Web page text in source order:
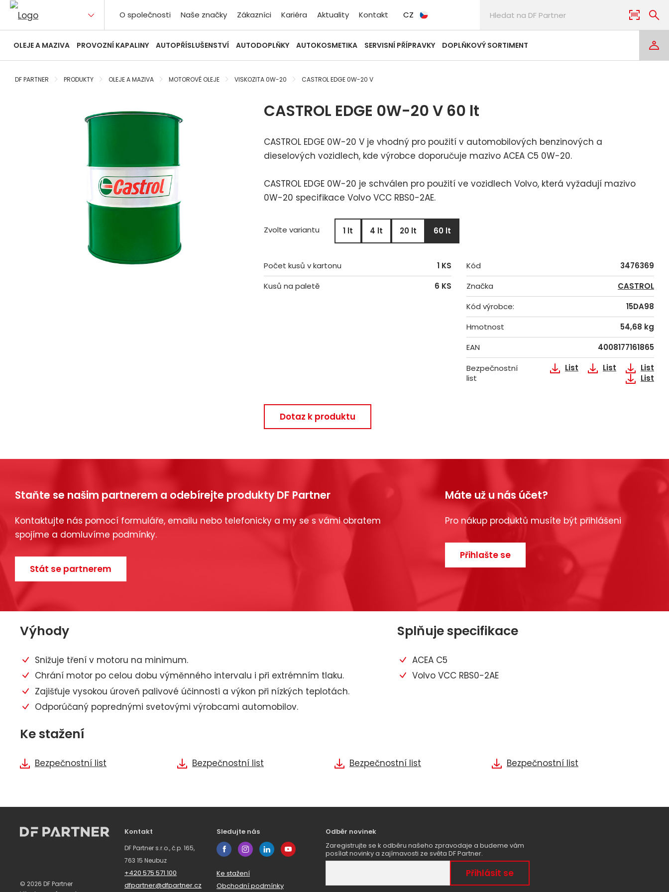
O společnosti Naše značky Zákazníci Kariéra Aktuality Kontakt CZ
OLEJE A MAZIVA PROVOZNÍ KAPALINY AUTOPŘÍSLUŠENSTVÍ AUTODOPLŇKY AUTOKOSMETIKA SERVISNÍ PŘÍPRAVKY DOPLŇKOVÝ SORTIMENT
DF PARTNER PRODUKTY OLEJE A MAZIVA MOTOROVÉ OLEJE VISKOZITA 0W-20 CASTROL EDGE 0W-20 V
CASTROL EDGE 0W-20 V 60 lt
CASTROL EDGE 0W-20 V je vhodný pro použití v automobilových benzinových a
dieselových vozidlech, kde výrobce doporučuje mazivo ACEA C5 0W-20.
CASTROL EDGE 0W-20 je schválen pro použití ve vozidlech Volvo, která vyžadují mazivo
0W-20 specifikace Volvo VCC RBS0-2AE.
Zvolte variantu 1 lt 4 lt 20 lt 60 lt
Počet kusů v kartonu
1 KS
Kusů na paletě
6 KS
Kód
3476369
Značka
CASTROL
Kód výrobce:
15DA98
Hmotnost
54,68 kg
EAN
4008177161865
Bezpečnostní
list
List List
List
List
Dotaz k produktu
Staňte se našim partnerem a odebírejte produkty DF Partner
Kontaktujte nás pomocí formuláře, emailu nebo telefonicky a my se s vámi obratem
spojíme a domluvíme podmínky.
Stát se partnerem
Máte už u nás účet?
Pro nákup produktů musíte být přihlášeni
Přihlašte se
Výhody
Snižuje tření v motoru na minimum.
Chrání motor po celou dobu výměnného intervalu i při extrémním tlaku.
Zajišťuje vysokou úroveň palivové účinnosti a výkon při nízkých teplotách.
Odporúčaný poprednými svetovými výrobcami automobilov.
Splňuje specifikace
ACEA C5
Volvo VCC RBS0-2AE
Ke stažení
Bezpečnostní list Bezpečnostní list Bezpečnostní list Bezpečnostní list
© 2026 DF Partner
Kontakt
DF Partner s.r.o., č.p. 165,
763 15 Neubuz
+420 575 571 100
dfpartner@dfpartner.cz
Sledujte nás
Ke stažení
Obchodní podmínky
Odběr novinek
Zaregistrujte se k odběru našeho zpravodaje a budeme vám
posílat novinky a zajímavosti ze světa DF Partner.